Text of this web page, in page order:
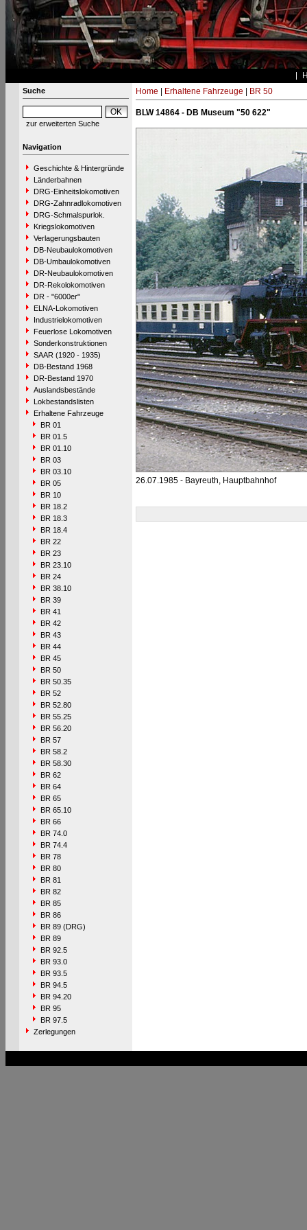
Suche
zur erweiterten Suche
Navigation
Geschichte & Hintergründe
Länderbahnen
DRG-Einheitslokomotiven
DRG-Zahnradlokomotiven
DRG-Schmalspurlok.
Kriegslokomotiven
Verlagerungsbauten
DB-Neubaulokomotiven
DB-Umbaulokomotiven
DR-Neubaulokomotiven
DR-Rekolokomotiven
DR - "6000er"
ELNA-Lokomotiven
Industrielokomotiven
Feuerlose Lokomotiven
Sonderkonstruktionen
SAAR (1920 - 1935)
DB-Bestand 1968
DR-Bestand 1970
Auslandsbestände
Lokbestandslisten
Erhaltene Fahrzeuge
BR 01
BR 01.5
BR 01.10
BR 03
BR 03.10
BR 05
BR 10
BR 18.2
BR 18.3
BR 18.4
BR 22
BR 23
BR 23.10
BR 24
BR 38.10
BR 39
BR 41
BR 42
BR 43
BR 44
BR 45
BR 50
BR 50.35
BR 52
BR 52.80
BR 55.25
BR 56.20
BR 57
BR 58.2
BR 58.30
BR 62
BR 64
BR 65
BR 65.10
BR 66
BR 74.0
BR 74.4
BR 78
BR 80
BR 81
BR 82
BR 85
BR 86
BR 89 (DRG)
BR 89
BR 92.5
BR 93.0
BR 93.5
BR 94.5
BR 94.20
BR 95
BR 97.5
Zerlegungen
Home Erhaltene Fahrzeuge BR 50
BLW 14864 - DB Museum "50 622"
26.07.1985 - Bayreuth, Hauptbahnhof